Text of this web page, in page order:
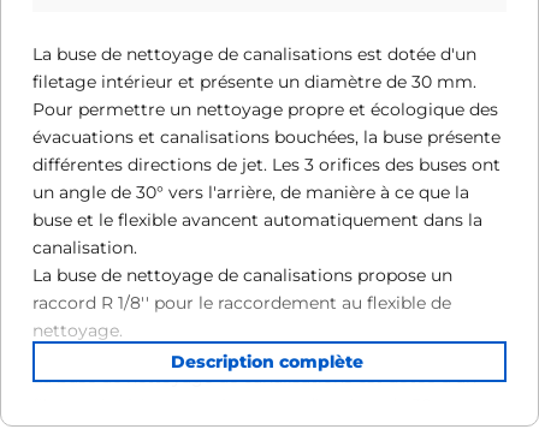
La buse de nettoyage de canalisations est dotée d'un
filetage intérieur et présente un diamètre de 30 mm.
Pour permettre un nettoyage propre et écologique des
évacuations et canalisations bouchées, la buse présente
différentes directions de jet. Les 3 orifices des buses ont
un angle de 30° vers l'arrière, de manière à ce que la
buse et le flexible avancent automatiquement dans la
canalisation.
La buse de nettoyage de canalisations propose un
raccord R 1/8'' pour le raccordement au flexible de
nettoyage.
La buse de nettoyage de canalisations est dotée d'un
Pour permettre un nettoyage propre et écologique des